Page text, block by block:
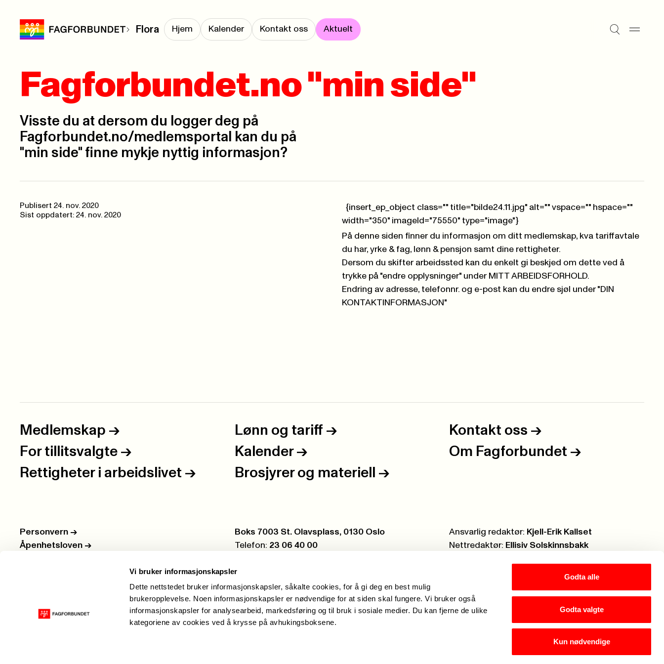
Vi bruker informasjonskapsler
Dette nettstedet bruker informasjonskapsler, såkalte cookies, for å gi deg en best mulig
brukeropplevelse. Noen informasjonskapsler er nødvendige for at siden skal fungere. Vi bruker også
informasjonskapsler for analysearbeid, markedsføring og til bruk i sosiale medier. Du kan fjerne de ulike
kategoriene av cookies ved å krysse på avhukingsboksene.
Godta alle
Godta valgte
Kun nødvendige
Flora Hjem Kalender Kontakt oss Aktuelt
Fagforbundet.no "min side"
Visste du at dersom du logger deg på
Fagforbundet.no/medlemsportal kan du på
"min side" finne mykje nyttig informasjon?
Publisert 24. nov. 2020
Sist oppdatert: 24. nov. 2020
{insert_ep_object class="" title="bilde24.11.jpg" alt="" vspace="" hspace=""
width="350" imageId="75550" type="image"}
På denne siden finner du informasjon om ditt medlemskap, kva tariffavtale
du har, yrke & fag, lønn & pensjon samt dine rettigheter.
Dersom du skifter arbeidssted kan du enkelt gi beskjed om dette ved å
trykke på "endre opplysninger" under MITT ARBEIDSFORHOLD.
Endring av adresse, telefonnr. og e-post kan du endre sjøl under "DIN
KONTAKTINFORMASJON"
Medlemskap -> Lønn og tariff -> Kontakt oss ->
For tillitsvalgte -> Kalender -> Om Fagforbundet ->
Rettigheter i arbeidslivet -> Brosjyrer og materiell ->
Personvern ->
Åpenhetsloven ->
Postboks:
Boks 7003 St. Olavsplass, 0130 Oslo
Telefon: 23 06 40 00
Ansvarlig redaktør: Kjell-Erik Kallset
Nettredaktør: Ellisiv Solskinnsbakk